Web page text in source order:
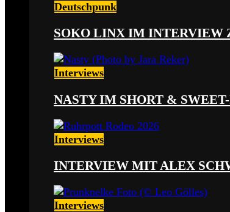
Deutschpunk
SOKO LINX IM INTERVIEW
Interviews
NASTY IM SHORT &
Interviews
INTERVIEW MIT ALEX
Interviews